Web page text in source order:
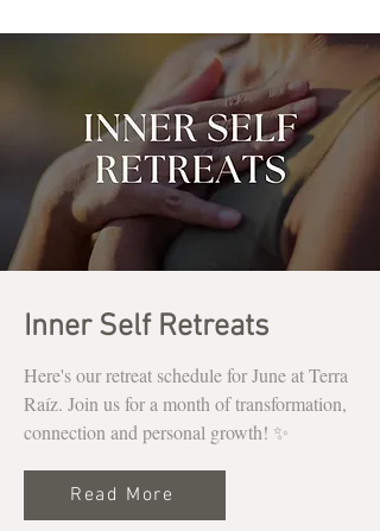
Inner Self Retreats
Here's our retreat schedule for June at Terra
Raíz. Join us for a month of transformation,
connection and personal growth! ✨
Read More